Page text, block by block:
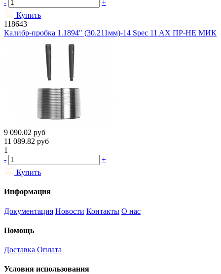
-
+
Купить
118643
Калибр-пробка 1.1894" (30.211мм)-14 Spec 11 AX ПР-НЕ МИК
9 090.02 руб
11 089.82 руб
1
-
+
Купить
Информация
Документация Новости Контакты О нас
Помощь
Доставка Оплата
Условия использования